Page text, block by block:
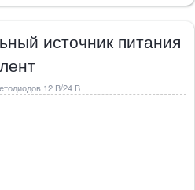
источник питания
12 В/24 В